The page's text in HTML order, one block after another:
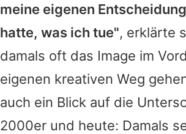
meine eigenen
hatte, was ich tue", erklärte
damals oft das Image im
eigenen kreativen Weg
auch ein Blick auf die
2000er und heute: Damals